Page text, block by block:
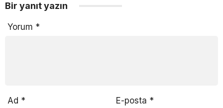
Bir yanıt yazın
Yorum *
Ad * E-posta *